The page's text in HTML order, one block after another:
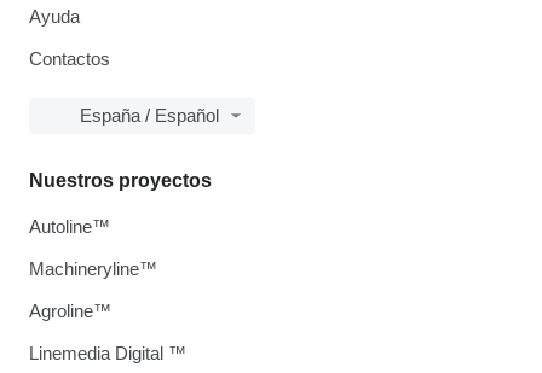
Ayuda
Contactos
España / Español
Nuestros proyectos
Autoline™
Machineryline™
Agroline™
Linemedia Digital ™